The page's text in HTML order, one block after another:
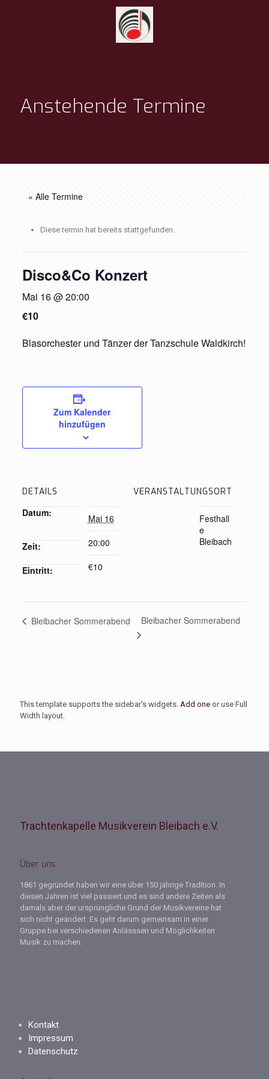
Anstehende Termine
« Alle Termine
Diese termin hat bereits stattgefunden.
Disco&Co Konzert
Mai 16 @ 20:00
€10
Blasorchester und Tänzer der Tanzschule Waldkirch!
Zum Kalender
hinzufügen
DETAILS
Datum: Mai 16
Zeit: 20:00
Eintritt: €10
VERANSTALTUNGSORT
Festhall
e
Bleibach
Bleibacher Sommerabend Bleibacher Sommerabend
This template supports the sidebar's widgets. Add one or use Full
Width layout.
Trachtenkapelle Musikverein Bleibach e.V.
Über uns
1861 gegründet haben wir eine über 150 jährige Tradition. In
diesen Jahren ist viel passiert und es sind andere Zeiten als
damals aber der ursprüngliche Grund der Musikvereine hat
sich nicht geändert. Es geht darum gemeinsam in einer
Gruppe bei verschiedenen Anlässsen und Möglichkeiten
Musik zu machen.
Kontakt
Impressum
Datenschutz